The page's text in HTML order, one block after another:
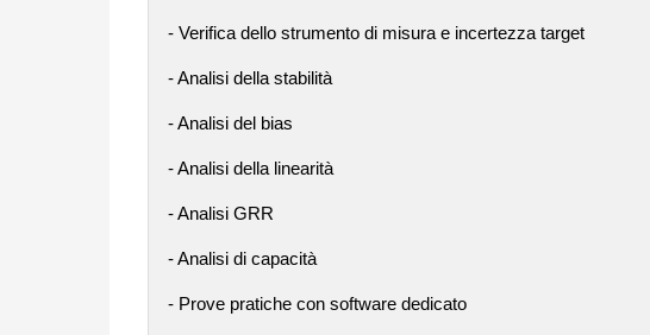
- Verifica dello strumento di misura e incertezza target
- Analisi della stabilità
- Analisi del bias
- Analisi della linearità
- Analisi GRR
- Analisi di capacità
- Prove pratiche con software dedicato